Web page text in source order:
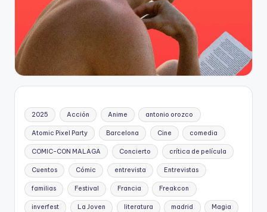
2025 Acción Anime antonio orozco
Atomic Pixel Party Barcelona Cine comedia
COMIC-CON MALAGA Concierto crítica de película
Cuentos Cómic entrevista Entrevistas
familias Festival Francia Freakcon
inverfest La Joven literatura madrid Magia